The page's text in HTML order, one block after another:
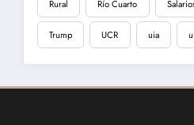
Rural Río Cuarto
Trump UCR uia